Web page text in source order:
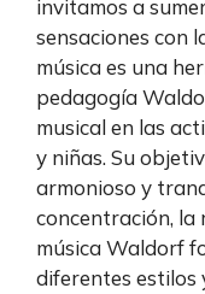
invitamos a
sensaciones con
música es una
pedagogía
musical en las
y niñas. Su
armonioso y
concentración, la
música Waldorf
diferentes estilos